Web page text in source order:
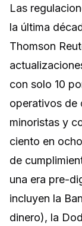
Las
la última
Thomson
con solo 10
operativos de
minoristas y
ciento en
de
una era pre-
incluyen la
dinero), la